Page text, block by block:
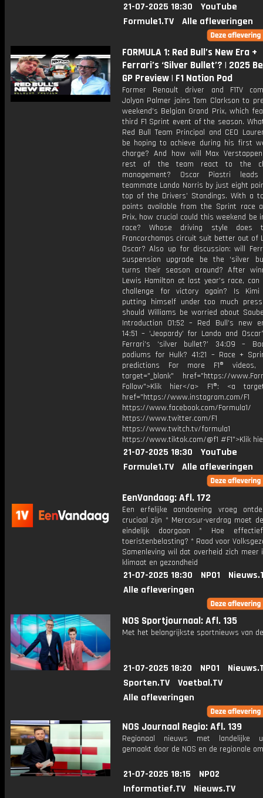
21-07-2025 18:30
YouTube
Formule1.TV
Alle afleveringen
FORMULA 1: Red Bull’s New Era +
Ferrari’s ‘Silver Bullet’? | 2025
GP Preview | F1 Nation Pod
Former Renault driver and F1TV
Jolyon Palmer joins Tom Clarkson to
weekend’s Belgian Grand Prix, which
third F1 Sprint event of the season.
Red Bull Team Principal and CEO
be hoping to achieve during his first
charge? And how will Max
rest of the team react to the
management? Oscar Piastri leads
teammate Lando Norris by just eight
top of the Drivers’ Standings. With a
points available from the Sprint race
Prix, how crucial could this weekend be
race? Whose driving style does
Francorchamps circuit suit better out of
Oscar? Also up for discussion: will
suspension upgrade be the ‘silver
turns their season around? After
Lewis Hamilton at last year’s race, can
challenge for victory again? Is Kimi
putting himself under too much
should Williams be worried about
Introduction 01:52 – Red Bull’s new
14:51 – ‘Jeopardy’ for Lando and
Ferrari’s ‘silver bullet?’ 34:09 –
podiums for Hulk? 41:21 – Race +
predictions For more F1®
target="_blank" href="https://
Follow">Klik hier</a> F1®: <a
href="https://www.instagram.com/F1
https://www.facebook.com/Formula1/
https://www.twitter.com/F1
https://www.twitch.tv/formula1
https://www.tiktok.com/@f1 #F1">Klik
21-07-2025 18:30
YouTube
Formule1.TV
Alle afleveringen
EenVandaag: Afl. 172
Een erfelijke aandoening vroeg
cruciaal zijn * Mercosur-verdrag moet
eindelijk doorgaan * Hoe
toeristenbelasting? * Raad voor
Samenleving wil dat overheid zich meer
klimaat en gezondheid
21-07-2025 18:30 NPO1
Alle afleveringen
NOS Sportjournaal: Afl. 135
Met het belangrijkste sportnieuws van
21-07-2025 18:20 NPO1
Sporten.TV
Voetbal.TV
Alle afleveringen
NOS Journaal Regio: Afl. 139
Regionaal nieuws met landelijke
gemaakt door de NOS en de regionale
21-07-2025 18:15
NPO2
Informatief.TV
Nieuws.TV